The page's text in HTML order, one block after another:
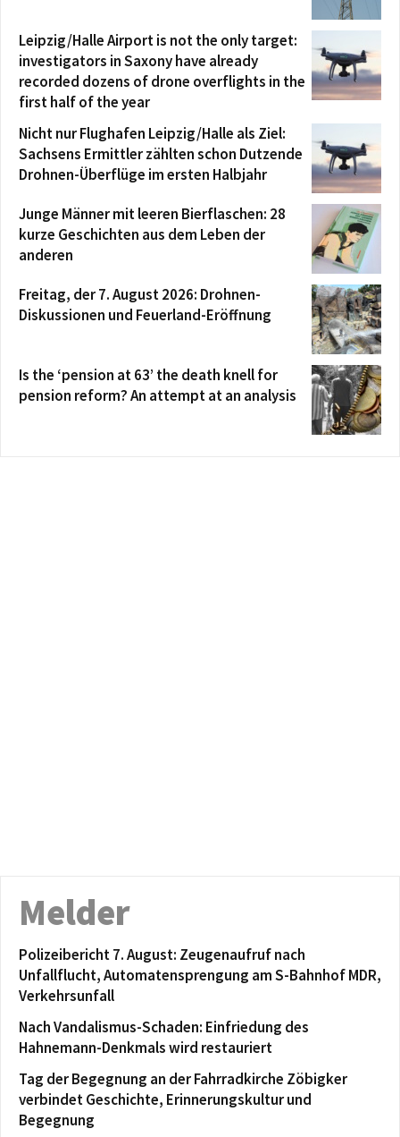
Leipzig/Halle Airport is not the only target:
investigators in Saxony have already
recorded dozens of drone overflights in the
first half of the year
Nicht nur Flughafen Leipzig/Halle als Ziel:
Sachsens Ermittler zählten schon Dutzende
Drohnen-Überflüge im ersten Halbjahr
Junge Männer mit leeren Bierflaschen: 28
kurze Geschichten aus dem Leben der
anderen
Freitag, der 7. August 2026: Drohnen-
Diskussionen und Feuerland-Eröffnung
Is the ‘pension at 63’ the death knell for
pension reform? An attempt at an analysis
Melder
Polizeibericht 7. August: Zeugenaufruf nach
Unfallflucht, Automatensprengung am S-Bahnhof MDR,
Verkehrsunfall
Nach Vandalismus-Schaden: Einfriedung des
Hahnemann-Denkmals wird restauriert
Tag der Begegnung an der Fahrradkirche Zöbigker
verbindet Geschichte, Erinnerungskultur und
Begegnung